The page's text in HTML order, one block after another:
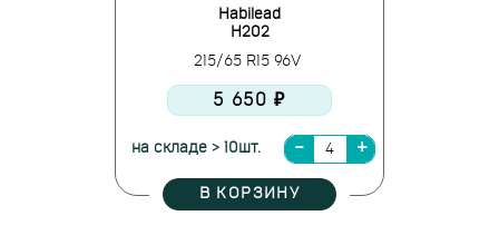
Habilead
H202
215/65 R15 96V
5 650 ₽
на складе > 10шт.
В КОРЗИНУ